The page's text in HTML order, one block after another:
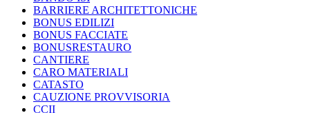
BARRIERE ARCHITETTONICHE
BONUS EDILIZI
BONUS FACCIATE
BONUSRESTAURO
CANTIERE
CARO MATERIALI
CATASTO
CAUZIONE PROVVISORIA
CCII